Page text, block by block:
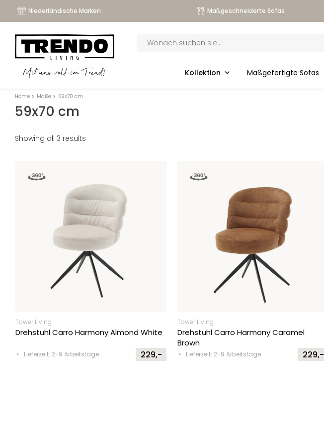
Niederländische Marken Maßgeschneiderte Sofas
Mit uns voll im Trend!
search
Kollektion Maßgefertigte Sofas
Home > Maße > 59x70 cm
59x70 cm
Showing all 3 results
Tower Living
Drehstuhl Carro Harmony Almond White
Lieferzeit: 2-9 Arbeitstage 229,-
Tower Living
Drehstuhl Carro Harmony Caramel
Brown
Lieferzeit: 2-9 Arbeitstage 229,-